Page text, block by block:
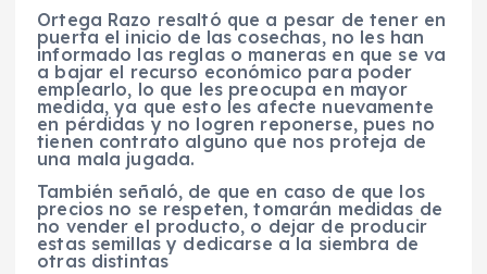
Ortega Razo resaltó que a pesar de tener en
puerta el inicio de las cosechas, no les han
informado las reglas o maneras en que se va
a bajar el recurso económico para poder
emplearlo, lo que les preocupa en mayor
medida, ya que esto les afecte nuevamente
en pérdidas y no logren reponerse, pues no
tienen contrato alguno que nos proteja de
una mala jugada.
También señaló, de que en caso de que los
precios no se respeten, tomarán medidas de
no vender el producto, o dejar de producir
estas semillas y dedicarse a la siembra de
otras distintas